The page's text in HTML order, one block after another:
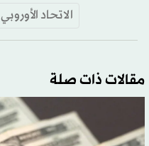
الاتحاد الأوروبي
مقالات ذات صلة